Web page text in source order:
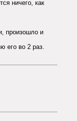
ничего, как
произошло и
его во 2 раз.